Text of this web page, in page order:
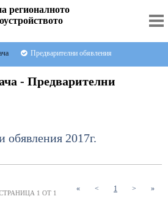
регионалното
Предварителни обявления
- Предварителни
обявления 2017г.
« < 1 (current)
> »
1 ОТ 1